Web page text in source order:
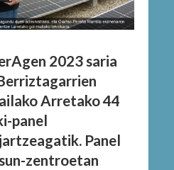
2023 saria
Arretako 44
panel
Panel
zentroetan